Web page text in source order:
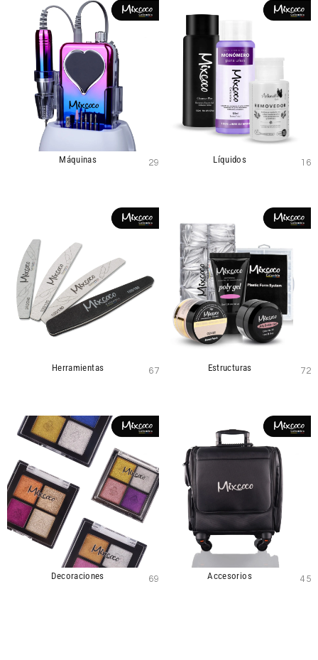
Máquinas 29 Líquidos 16
Herramientas 67 Estructuras 72
Decoraciones 69 Accesorios 45